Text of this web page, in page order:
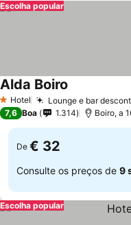
Escolha popular
1 Estrelas
Hotel Lounge e bar
Alda Boiro
7,6 Boa 1.314 Boiro, a
De € 32
Consulte os preços de 9
Escolha popular